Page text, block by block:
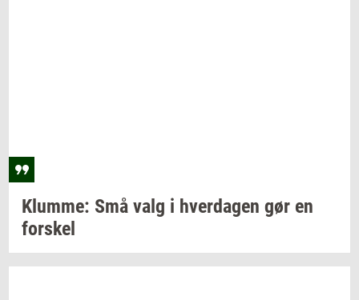
Klum­me: Små valg i hver­da­gen gør en
for­skel